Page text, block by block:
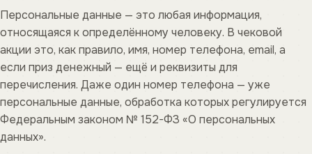
Персональные данные — это любая информация,
относящаяся к определённому человеку. В чековой
акции это, как правило, имя, номер телефона, email, а
если приз денежный — ещё и реквизиты для
перечисления. Даже один номер телефона — уже
персональные данные, обработка которых регулируется
Федеральным законом № 152-ФЗ «О персональных
данных».